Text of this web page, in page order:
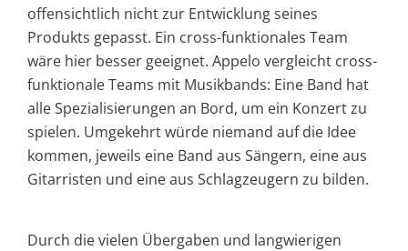
offensichtlich nicht zur Entwicklung seines
Produkts gepasst. Ein cross-funktionales Team
wäre hier besser geeignet. Appelo vergleicht cross-
funktionale Teams mit Musikbands: Eine Band hat
alle Spezialisierungen an Bord, um ein Konzert zu
spielen. Umgekehrt würde niemand auf die Idee
kommen, jeweils eine Band aus Sängern, eine aus
Gitarristen und eine aus Schlagzeugern zu bilden.
Durch die vielen Übergaben und langwierigen